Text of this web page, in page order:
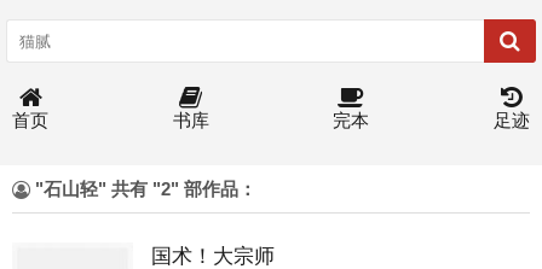
首页 书库 完本 足迹
"石山轻" 共有 "2" 部作品：
国术！大宗师